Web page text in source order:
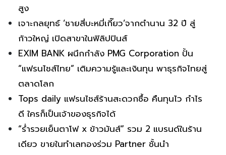
สูง
เจาะกลยุทธ์ ‘ชายสี่บะหมี่เกี๊ยว’จากตำนาน 32 ปี สู่
ก้าวใหญ่ เปิดสาขาในฟิลิปปินส์
EXIM BANK ผนึกกำลัง PMG Corporation ปั้น
“แฟรนไชส์ไทย” เติมความรู้และเงินทุน พาธุรกิจไทยสู่
ตลาดโลก
Tops daily แฟรนไชส์ร้านสะดวกซื้อ คืนทุนไว กำไร
ดี ใครก็เป็นเจ้าของธุรกิจได้
“ร่ำรวยเย็นตาโฟ x ข้าวมันส์” รวม 2 แบรนด์ในร้าน
เดียว ขายในทำเลทองร่วม Partner ชั้นนำ